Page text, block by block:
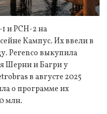
и PCH-2 на
Кампус. Их ввели в
Perenco выкупила
Шерни и Багри у
в августе 2025
о программе их
млн.